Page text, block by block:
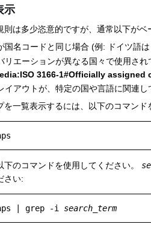
示
則は多少恣意的ですが、通常以下がベ
国名コードと同じ場合 (例: ドイツ語は
リエーションが異なる国々で使用さ
3166-1#Officially assigned
イアウトが、特定の国や言語に関連し
一覧表示するには、以下のコマンド
のコマンドを使用してください。
さい:
| grep -i search_term